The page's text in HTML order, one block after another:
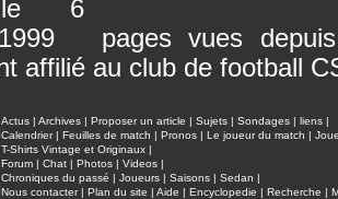
pages vues
affilié au club de football
Actus | Archives | Proposer un article | Sujets | Sondages | liens |
Calendrier| Feuilles de match | Pronos | Le joueur du match |
T-Shirts Vintage et Originaux |
Forum | Chat | Photos | Videos |
Chroniques du passé | Joueurs | Saisons | Sedan |
Nous contacter| Plan du site | Aide | Encyclopedie | Recherche |